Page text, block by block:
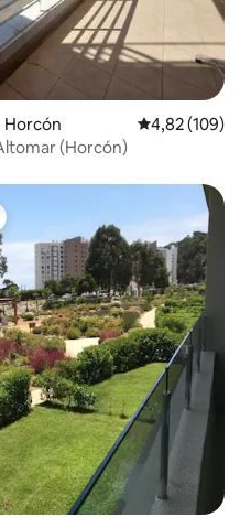
Horcón Évaluation
4,82 (109)
(Horcón)
plus appréciés